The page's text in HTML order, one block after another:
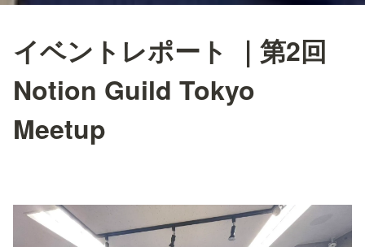
イベントレポート ｜第2回
Notion Guild Tokyo
Meetup